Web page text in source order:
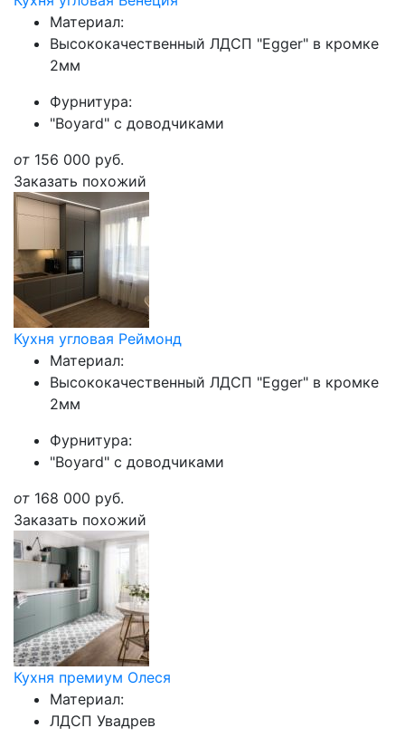
Материал:
Высококачественный ЛДСП "Egger" в кромке
2мм
Фурнитура:
"Boyard" с доводчиками
от 156 000 руб.
Заказать похожий
Кухня угловая Реймонд
Материал:
Высококачественный ЛДСП "Egger" в кромке
2мм
Фурнитура:
"Boyard" с доводчиками
от 168 000 руб.
Заказать похожий
Кухня премиум Олеся
Материал:
ЛДСП Увадрев